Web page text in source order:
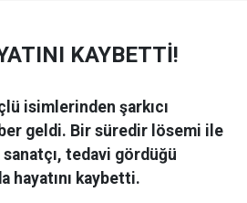
KAYBETTİ!
isimlerinden şarkıcı
geldi. Bir süredir lösemi ile
tedavi gördüğü
hayatını kaybetti.